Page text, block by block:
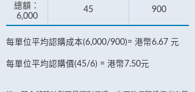
總額：
6,000
45 900
每單位平均認購成本(6,000/900)= 港幣6.67 元
每單位平均認購價(45/6) = 港幣7.50元